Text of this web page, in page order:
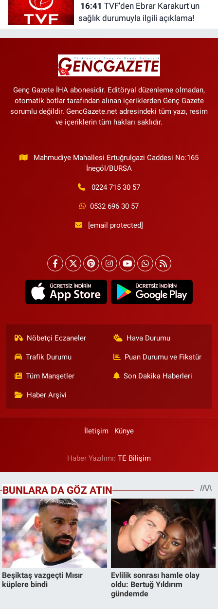
16:41
sağlık durumuyla ilgili açıklama!
Genç Gazete İHA abonesidir. Editöryal düzenleme olmadan,
otomatik botlar tarafından alınan içeriklerden Genç Gazete
sorumlu değildir. GencGazete.net adresindeki tüm yazı, resim
ve içeriklerin tüm hakları saklıdır.
Mahmudiye Mahallesi Ertuğrulgazi Caddesi No:165
İnegöl/BURSA
0224 715 30 57
0532 696 30 57
[email protected]
Nöbetçi Eczaneler Hava Durumu
Trafik Durumu Puan Durumu ve Fikstür
Tüm Manşetler Son Dakika Haberleri
Haber Arşivi
İletişim Künye
Haber Yazılımı: TE Bilişim